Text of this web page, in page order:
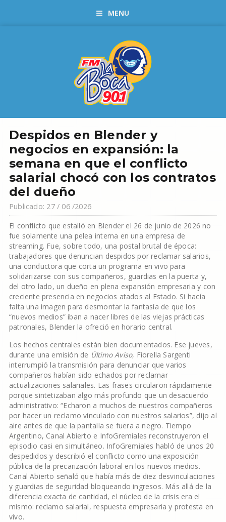
MENU
Despidos en Blender y
negocios en expansión: la
semana en que el conflicto
salarial chocó con los contratos
del dueño
Publicado: 27 / 06 /2026
El conflicto que estalló en Blender el 26 de junio de 2026 no
fue solamente una pelea interna en una empresa de
streaming. Fue, sobre todo, una postal brutal de época:
trabajadores que denuncian despidos por reclamar salarios,
una conductora que corta un programa en vivo para
solidarizarse con sus compañeros, guardias en la puerta y,
del otro lado, un dueño en plena expansión empresaria y con
creciente presencia en negocios atados al Estado. Si hacía
falta una imagen para desmontar la fantasía de que los
“nuevos medios” iban a nacer libres de las viejas prácticas
patronales, Blender la ofreció en horario central.
Los hechos centrales están bien documentados. Ese jueves,
durante una emisión de Último Aviso, Fiorella Sargenti
interrumpió la transmisión para denunciar que varios
compañeros habían sido echados por reclamar
actualizaciones salariales. Las frases circularon rápidamente
porque sintetizaban algo más profundo que un desacuerdo
administrativo: “Echaron a muchos de nuestros compañeros
por hacer un reclamo vinculado con nuestros salarios”, dijo al
aire antes de que la pantalla se fuera a negro. Tiempo
Argentino, Canal Abierto e InfoGremiales reconstruyeron el
episodio casi en simultáneo. InfoGremiales habló de unos 20
despedidos y describió el conflicto como una exposición
pública de la precarización laboral en los nuevos medios.
Canal Abierto señaló que había más de diez desvinculaciones
y guardias de seguridad bloqueando ingresos. Más allá de la
diferencia exacta de cantidad, el núcleo de la crisis era el
mismo: reclamo salarial, respuesta empresaria y protesta en
vivo.